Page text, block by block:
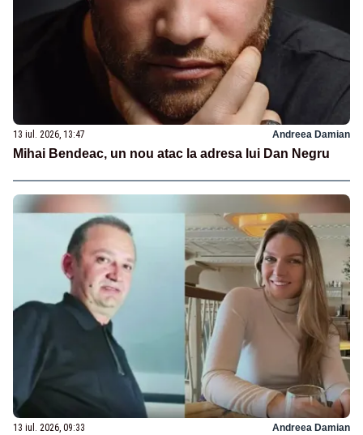
13 iul. 2026, 13:47 Andreea Damian
Mihai Bendeac, un nou atac la adresa lui Dan Negru
13 iul. 2026, 09:33 Andreea Damian